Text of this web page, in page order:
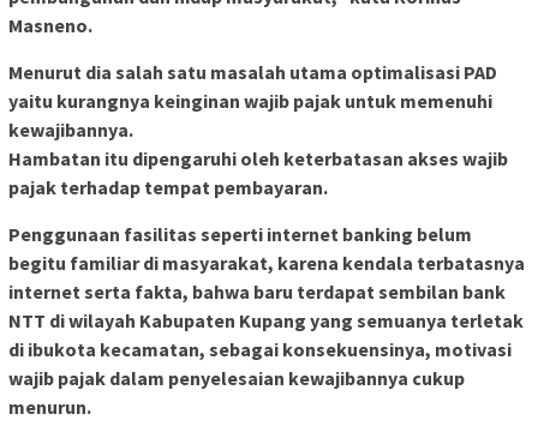
Masneno.
Menurut dia salah satu masalah utama optimalisasi PAD
yaitu kurangnya keinginan wajib pajak untuk memenuhi
kewajibannya.
Hambatan itu dipengaruhi oleh keterbatasan akses wajib
pajak terhadap tempat pembayaran.
Penggunaan fasilitas seperti internet banking belum
begitu familiar di masyarakat, karena kendala terbatasnya
internet serta fakta, bahwa baru terdapat sembilan bank
NTT di wilayah Kabupaten Kupang yang semuanya terletak
di ibukota kecamatan, sebagai konsekuensinya, motivasi
wajib pajak dalam penyelesaian kewajibannya cukup
menurun.